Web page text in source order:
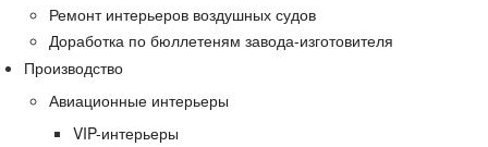
Ремонт интерьеров воздушных судов
Доработка по бюллетеням завода-изготовителя
Производство
Авиационные интерьеры
VIP-интерьеры